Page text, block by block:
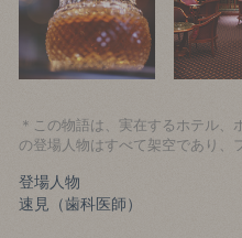
＊この物語は、実在するホテル
の登場人物はすべて架空であり、
登場人物
速見（歯科医師）